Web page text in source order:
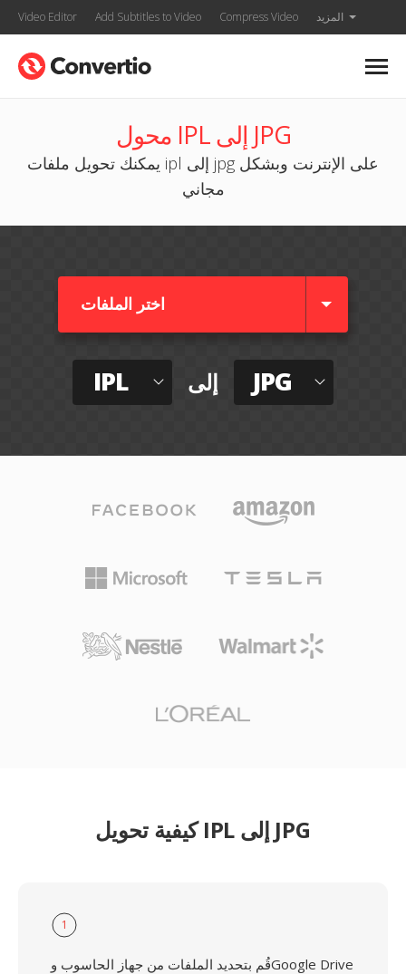
Video Editor Add Subtitles to Video Compress Video المزيد
محول IPL إلى JPG
يمكنك تحويل ملفات ipl إلى jpg على الإنترنت وبشكل
مجاني
اختر الملفات
IPL إلى JPG
كيفية تحويل IPL إلى JPG
1
قُم بتحديد الملفات من جهاز الحاسوب وGoogle Drive